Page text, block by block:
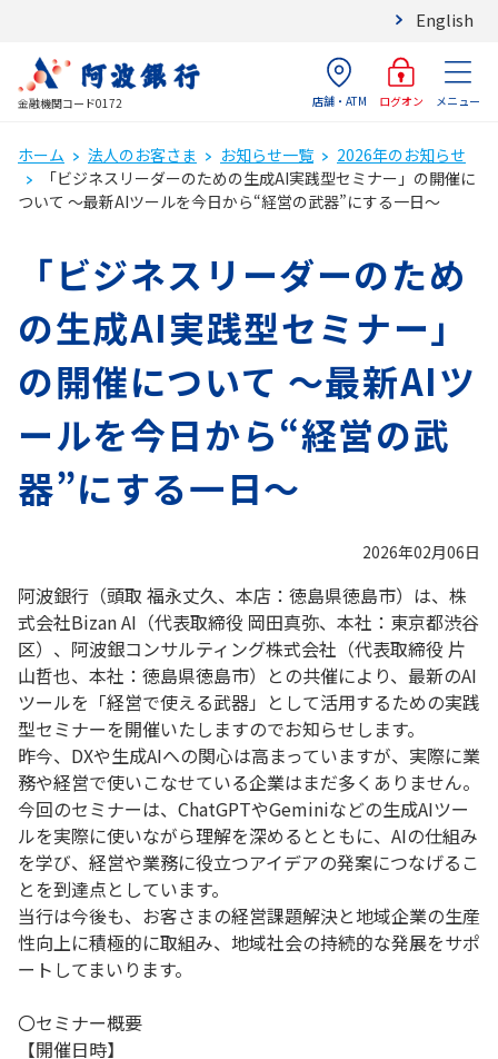
English
金融機関コード0172 店舗・ATM ログオン メニュー
ホーム 法人のお客さま お知らせ一覧
2026年のお知らせ
「ビジネスリーダーのための生成AI実践型セミナー」の開催に
ついて ～最新AIツールを今日から“経営の武器”にする一日～
「ビジネスリーダーのため
の生成AI実践型セミナー」
の開催について ～最新AIツ
ールを今日から“経営の武
器”にする一日～
2026年02月06日
阿波銀行（頭取 福永丈久、本店：徳島県徳島市）は、株
式会社Bizan AI（代表取締役 岡田真弥、本社：東京都渋谷
区）、阿波銀コンサルティング株式会社（代表取締役 片
山哲也、本社：徳島県徳島市）との共催により、最新のAI
ツールを「経営で使える武器」として活用するための実践
型セミナーを開催いたしますのでお知らせします。
昨今、DXや生成AIへの関心は高まっていますが、実際に業
務や経営で使いこなせている企業はまだ多くありません。
今回のセミナーは、ChatGPTやGeminiなどの生成AIツー
ルを実際に使いながら理解を深めるとともに、AIの仕組み
を学び、経営や業務に役立つアイデアの発案につなげるこ
とを到達点としています。
当行は今後も、お客さまの経営課題解決と地域企業の生産
性向上に積極的に取組み、地域社会の持続的な発展をサポ
ートしてまいります。
〇セミナー概要
【開催日時】